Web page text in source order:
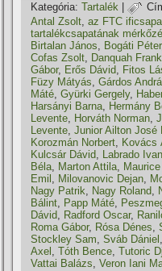
Kategória: Tartalék |
Antal Zsolt ,az FTC
tartalékcsapatának
Birtalan János
Bogáti Péter,
Cofas Zsolt
Danquah Frank
Gábor, Erős Dávid Fitos
Füzy Mátyás ,Gárdos
Máté ,Gyürki Gergely,
Harsányi Barna
Hermány
Levente
Horváth Norman ,
Levente ,Junior Ailton José
Korozmán Norbert
Kovács
Kulcsár Dávid
Labrado Ivan
Béla
Marton Attila
Emil
Milovanovic Dejan
Nagy Patrik
Nagy Roland
Bálint
Papp Máté
Dávid
Radford Oscar,
Roma Gábor, Rósa Dénes ,
Stockley Sam ,Sváb Dániel
Axel
,Tóth Bence ,Tutoric
Vattai Balázs,Veron Iani